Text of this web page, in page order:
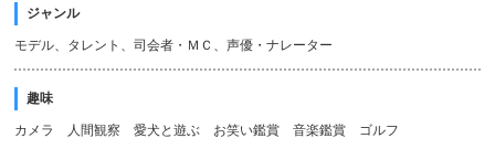
ジャンル
モデル、タレント、司会者・ＭＣ、声優・ナレーター
趣味
カメラ 人間観察 愛犬と遊ぶ お笑い鑑賞 音楽鑑賞 ゴルフ